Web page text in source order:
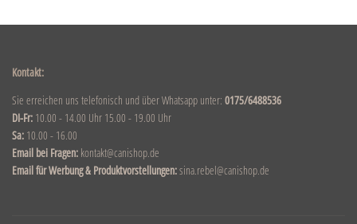
Kontakt:
Sie erreichen uns telefonisch und über Whatsapp unter: 0175/6488536
DI-Fr: 10.00 - 14.00 Uhr 15.00 - 19.00 Uhr
Sa: 10.00 - 16.00
Email bei Fragen: kontakt@canishop.de
Email für Werbung & Produktvorstellungen:sina.rebel@canishop.de